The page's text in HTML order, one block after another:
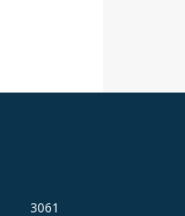
3061